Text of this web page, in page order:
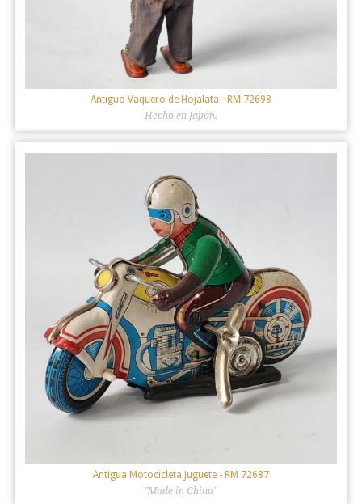
Antiguo Vaquero de Hojalata - RM 72698
Hecho en Japón.
Antigua Motocicleta Juguete - RM 72687
"Made in China"